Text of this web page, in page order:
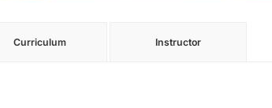
Curriculum Instructor